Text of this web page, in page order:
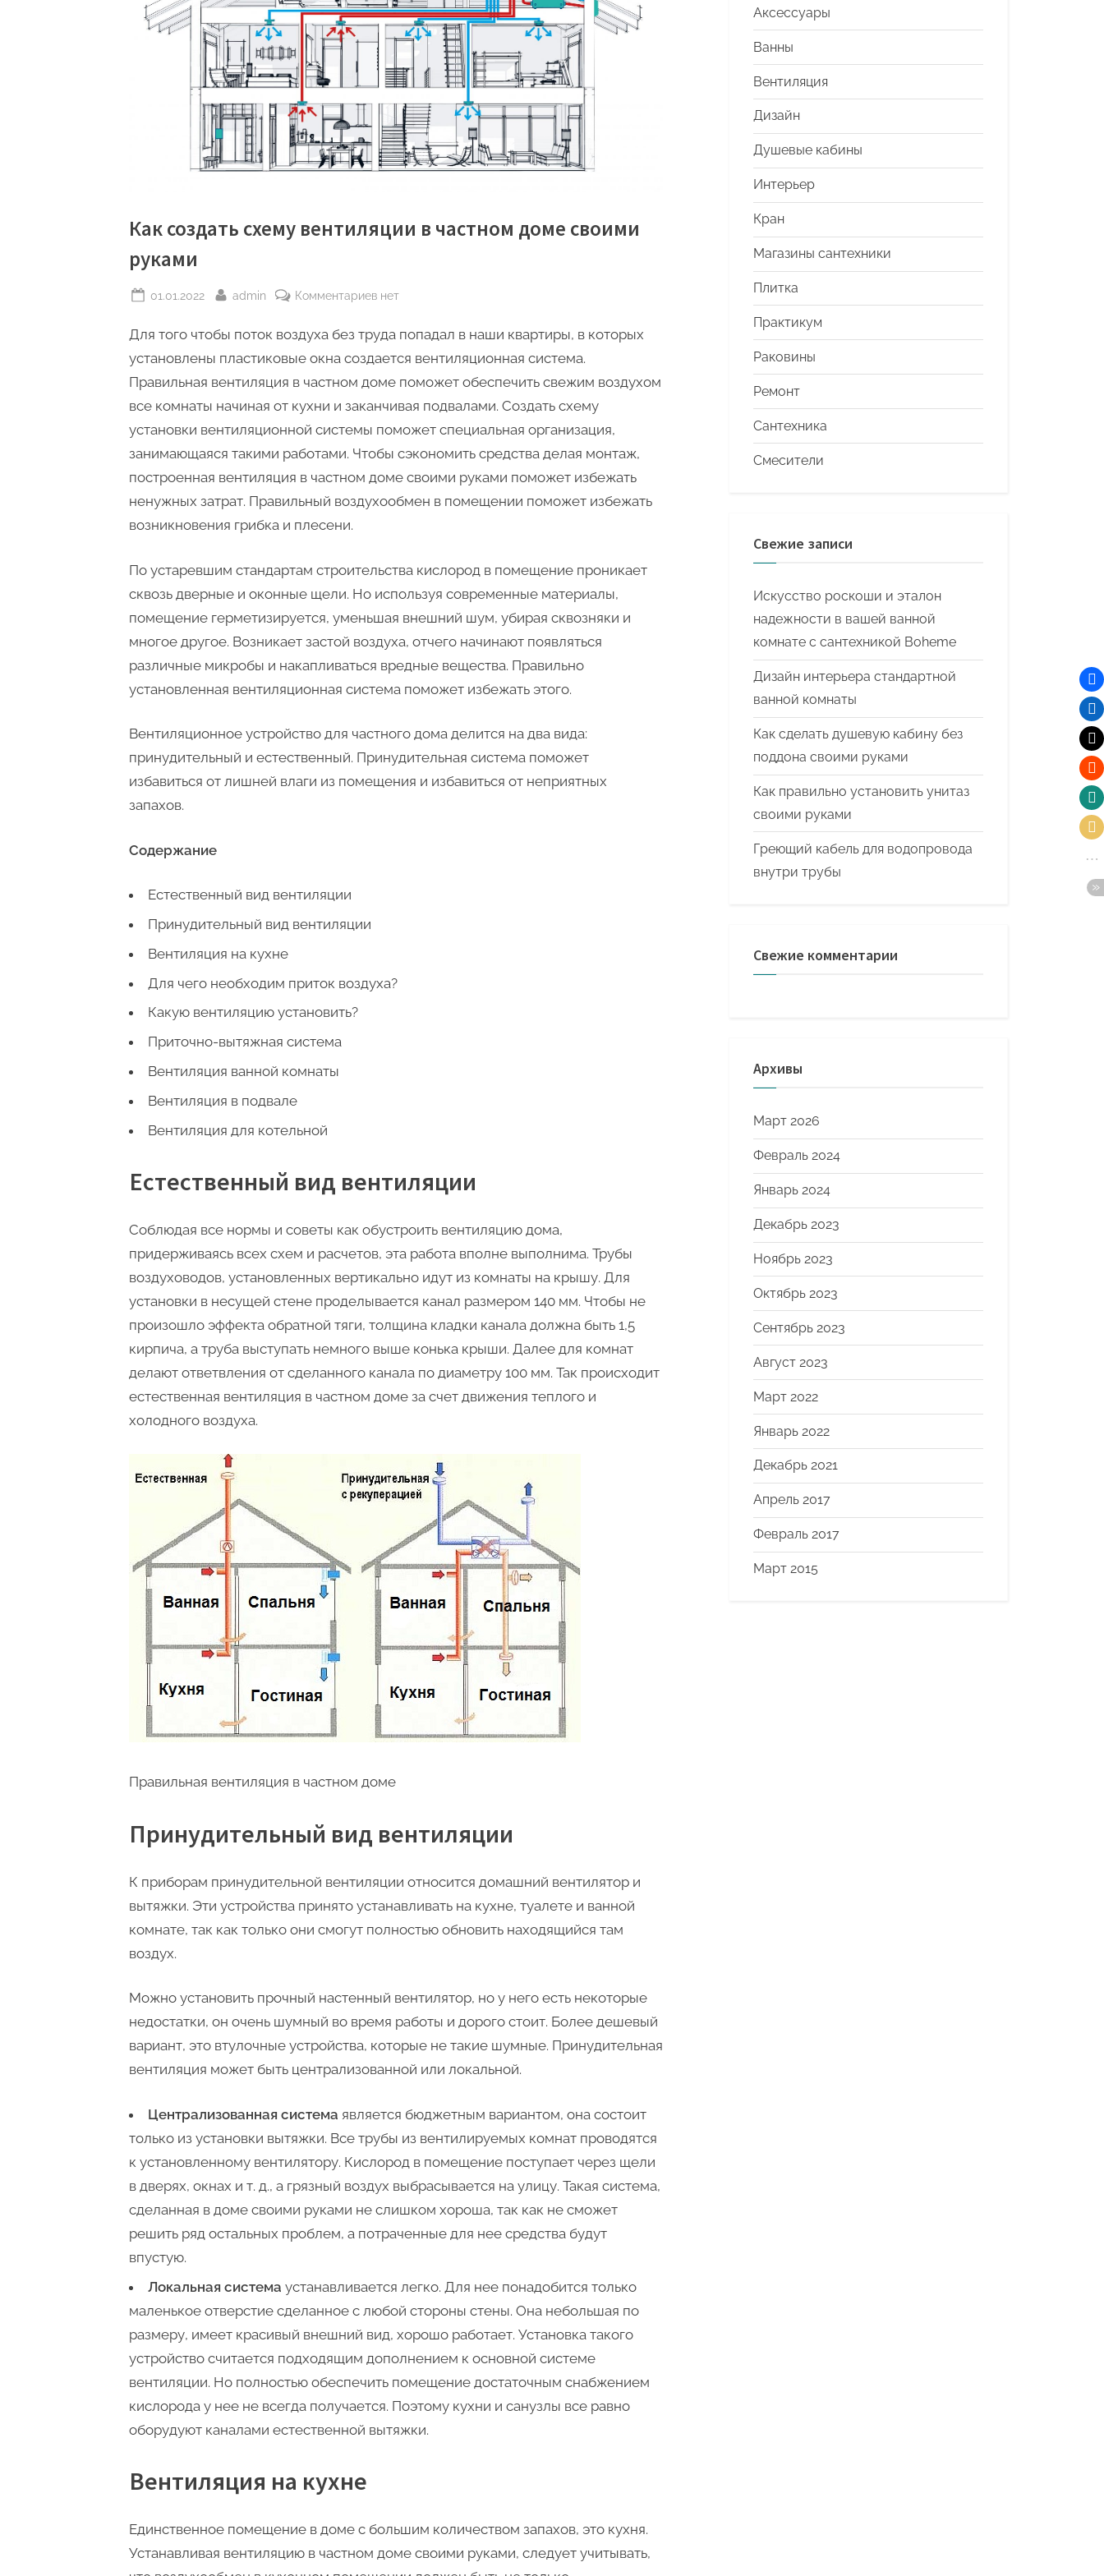
Как создать схему вентиляции в частном доме своими
руками
Posted
01.01.2022 By
admin Комментариевк
Как
создать
схему
частном
доме
своими
руками
нет
Для того чтобы поток воздуха без труда попадал в наши квартиры, в которых
установлены пластиковые окна создается вентиляционная система.
Правильная вентиляция в частном доме поможет обеспечить свежим воздухом
все комнаты начиная от кухни и заканчивая подвалами. Создать схему
установки вентиляционной системы поможет специальная организация,
занимающаяся такими работами. Чтобы сэкономить средства делая монтаж,
построенная вентиляция в частном доме своими руками поможет избежать
ненужных затрат. Правильный воздухообмен в помещении поможет избежать
возникновения грибка и плесени.
По устаревшим стандартам строительства кислород в помещение проникает
сквозь дверные и оконные щели. Но используя современные материалы,
помещение герметизируется, уменьшая внешний шум, убирая сквозняки и
многое другое. Возникает застой воздуха, отчего начинают появляться
различные микробы и накапливаться вредные вещества. Правильно
установленная вентиляционная система поможет избежать этого.
Вентиляционное устройство для частного дома делится на два вида:
принудительный и естественный. Принудительная система поможет
избавиться от лишней влаги из помещения и избавиться от неприятных
запахов.
Содержание
Естественный вид вентиляции
Принудительный вид вентиляции
Вентиляция на кухне
Для чего необходим приток воздуха?
Какую вентиляцию установить?
Приточно-вытяжная система
Вентиляция ванной комнаты
Вентиляция в подвале
Вентиляция для котельной
Естественный вид вентиляции
Соблюдая все нормы и советы как обустроить вентиляцию дома,
придерживаясь всех схем и расчетов, эта работа вполне выполнима. Трубы
воздуховодов, установленных вертикально идут из комнаты на крышу. Для
установки в несущей стене проделывается канал размером 140 мм. Чтобы не
произошло эффекта обратной тяги, толщина кладки канала должна быть 1,5
кирпича, а труба выступать немного выше конька крыши. Далее для комнат
делают ответвления от сделанного канала по диаметру 100 мм. Так происходит
естественная вентиляция в частном доме за счет движения теплого и
холодного воздуха.
Правильная вентиляция в частном доме
Принудительный вид вентиляции
К приборам принудительной вентиляции относится домашний вентилятор и
вытяжки. Эти устройства принято устанавливать на кухне, туалете и ванной
комнате, так как только они смогут полностью обновить находящийся там
воздух.
Можно установить прочный настенный вентилятор, но у него есть некоторые
недостатки, он очень шумный во время работы и дорого стоит. Более дешевый
вариант, это втулочные устройства, которые не такие шумные. Принудительная
вентиляция может быть централизованной или локальной.
Централизованная система является бюджетным вариантом, она состоит
только из установки вытяжки. Все трубы из вентилируемых комнат проводятся
к установленному вентилятору. Кислород в помещение поступает через щели
в дверях, окнах и т. д., а грязный воздух выбрасывается на улицу. Такая система,
сделанная в доме своими руками не слишком хороша, так как не сможет
решить ряд остальных проблем, а потраченные для нее средства будут
впустую.
Локальная система устанавливается легко. Для нее понадобится только
маленькое отверстие сделанное с любой стороны стены. Она небольшая по
размеру, имеет красивый внешний вид, хорошо работает. Установка такого
устройство считается подходящим дополнением к основной системе
вентиляции. Но полностью обеспечить помещение достаточным снабжением
кислорода у нее не всегда получается. Поэтому кухни и санузлы все равно
оборудуют каналами естественной вытяжки.
Вентиляция на кухне
Единственное помещение в доме с большим количеством запахов, это кухня.
Устанавливая вентиляцию в частном доме своими руками, следует учитывать,
Аксессуары
Ванны
Вентиляция
Дизайн
Душевые кабины
Интерьер
Кран
Магазины сантехники
Плитка
Практикум
Раковины
Ремонт
Сантехника
Смесители
Свежие записи
Искусство роскоши и эталон
надежности в вашей ванной
комнате с сантехникой Boheme
Дизайн интерьера стандартной
ванной комнаты
Как сделать душевую кабину без
поддона своими руками
Как правильно установить унитаз
своими руками
Греющий кабель для водопровода
внутри трубы
Свежие комментарии
Архивы
Март 2026
Февраль 2024
Январь 2024
Декабрь 2023
Ноябрь 2023
Октябрь 2023
Сентябрь 2023
Август 2023
Март 2022
Январь 2022
Декабрь 2021
Апрель 2017
Февраль 2017
Март 2015